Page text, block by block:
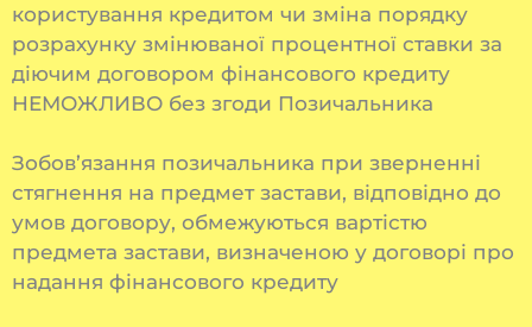
користування кредитом чи зміна порядку
розрахунку змінюваної процентної ставки за
діючим договором фінансового кредиту
НЕМОЖЛИВО без згоди Позичальника
Зобов’язання позичальника при зверненні
стягнення на предмет застави, відповідно до
умов договору, обмежуються вартістю
предмета застави, визначеною у договорі про
надання фінансового кредиту